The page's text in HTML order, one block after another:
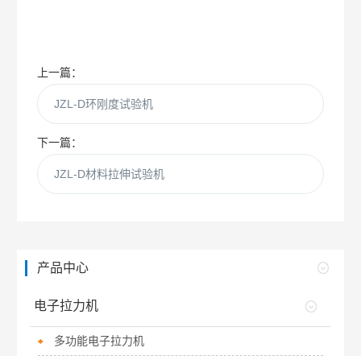
上一篇：
JZL-D环刚度试验机
下一篇：
JZL-D材料拉伸试验机
产品中心
电子拉力机
多功能电子拉力机